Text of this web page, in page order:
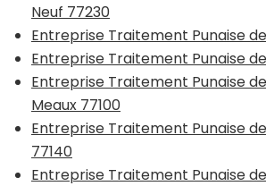
Neuf 77230
Entreprise Traitement Punaise
Entreprise Traitement Punaise
Entreprise Traitement Punaise
Meaux 77100
Entreprise Traitement Punaise
77140
Entreprise Traitement Punaise de